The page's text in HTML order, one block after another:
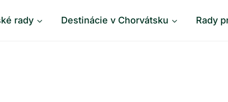
rady Destinácie v Chorvátsku Rady